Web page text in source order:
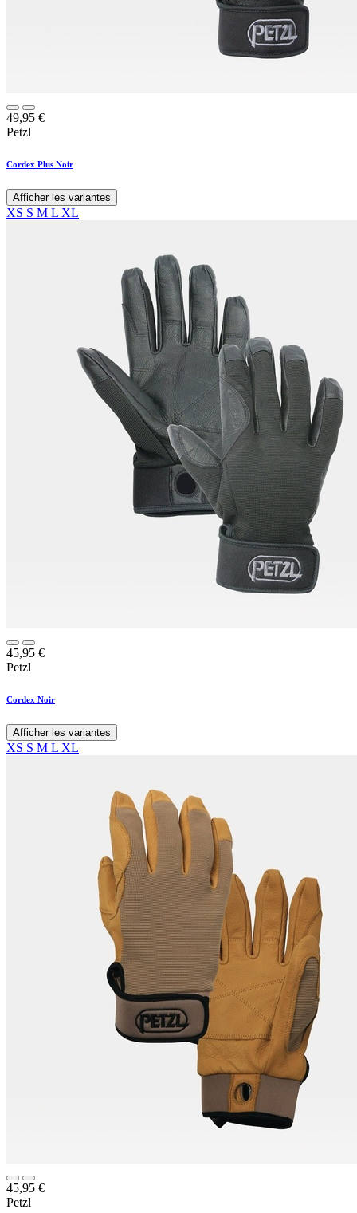
49,95 €
Petzl
Cordex Plus Noir
Afficher les variantes
XS S M L XL
45,95 €
Petzl
Cordex Noir
Afficher les variantes
XS S M L XL
45,95 €
Petzl